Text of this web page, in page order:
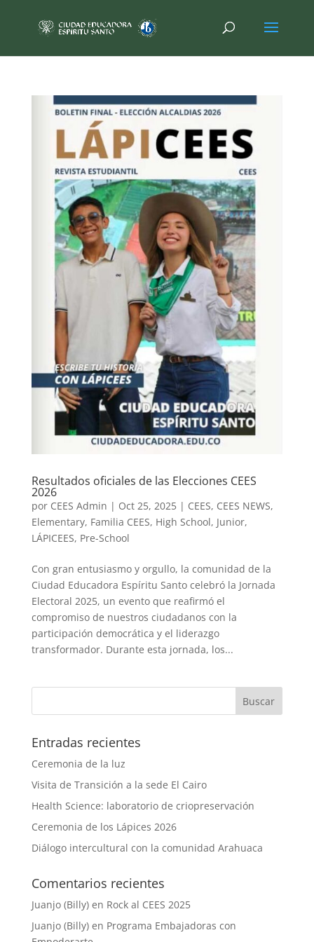
Resultados oficiales de las Elecciones CEES
2026
por CEES Admin | Oct 25, 2025| CEES, CEES NEWS,
Elementary, Familia CEES, High School, Junior,
LÁPICEES, Pre-School
Con gran entusiasmo y orgullo, la comunidad de la
Ciudad Educadora Espíritu Santo celebró la Jornada
Electoral 2025, un evento que reafirmó el
compromiso de nuestros ciudadanos con la
participación democrática y el liderazgo
transformador. Durante esta jornada, los...
Entradas recientes
Ceremonia de la luz
Visita de Transición a la sede El Cairo
Health Science: laboratorio de criopreservación
Ceremonia de los Lápices 2026
Diálogo intercultural con la comunidad Arahuaca
Comentarios recientes
Juanjo (Billy)en Rock al CEES 2025
Juanjo (Billy)en Programa Embajadoras con